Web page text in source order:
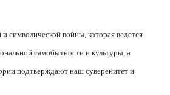
символической войны, которая ведется
самобытности и культуры, а
подтверждают наш суверенитет и